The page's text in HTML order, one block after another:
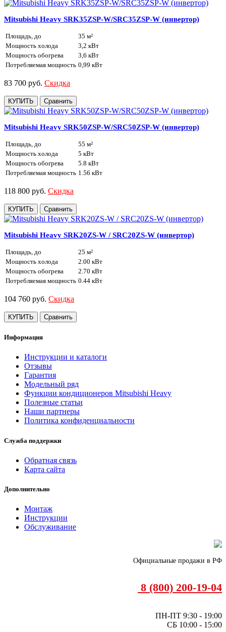
Mitsubishi Heavy SRK35ZSP-W/SRC35ZSP-W (инвертор)
Площадь, до
35 м²
Мощность холода
3,2 кВт
Мощность обогрева
3,6 кВт
Потребляемая мощность 0,99 кВт
83 700 руб. Скидка
КУПИТЬ Сравнить
Mitsubishi Heavy SRK50ZSP-W/SRC50ZSP-W (инвертор)
Площадь, до
55 м²
Мощность холода
5 кВт
Мощность обогрева
5.8 кВт
Потребляемая мощность 1.56 кВт
118 800 руб. Скидка
КУПИТЬ Сравнить
Mitsubishi Heavy SRK20ZS-W / SRC20ZS-W (инвертор)
Площадь, до
25 м²
Мощность холода
2.00 кВт
Мощность обогрева
2.70 кВт
Потребляемая мощность 0.44 кВт
104 760 руб. Скидка
КУПИТЬ Сравнить
Информация
Инструкции и каталоги
Отзывы
Гарантия
Модельный ряд
Функции кондиционеров Mitsubishi Heavy
Полезные статьи
Наши партнеры
Политика конфиденциальности
Служба поддержки
Обратная связь
Карта сайта
Дополнительно
Монтаж
Инструкции
Обслуживание
Официальные продажи в РФ
8 (800) 200-19-04
ПН-ПТ 9:30 - 19:00
СБ 10:00 - 15:00